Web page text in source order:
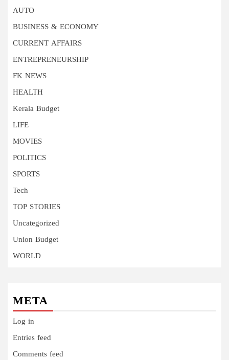
AUTO
BUSINESS & ECONOMY
CURRENT AFFAIRS
ENTREPRENEURSHIP
FK NEWS
HEALTH
Kerala Budget
LIFE
MOVIES
POLITICS
SPORTS
Tech
TOP STORIES
Uncategorized
Union Budget
WORLD
META
Log in
Entries feed
Comments feed